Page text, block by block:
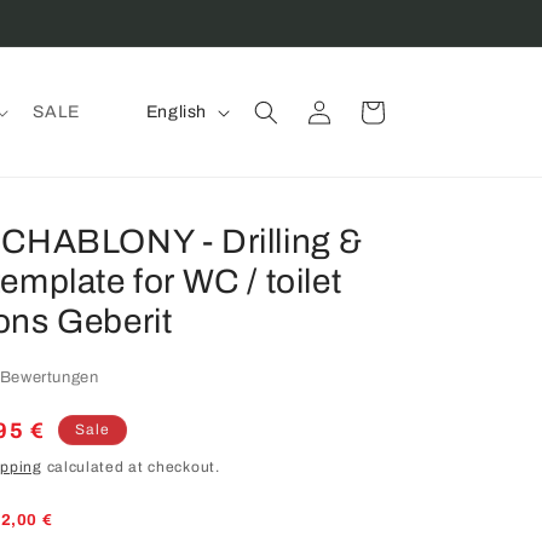
SALE
u
a
g
English
in
Cart
- Drilling &
for WC / toilet
Geberit
Bewertungen
€ Sale
calculated at checkout.
€